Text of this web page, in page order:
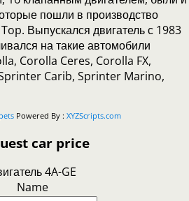
пошли в производство
Выпускался двигатель с 1983
на такие автомобили
Corolla Ceres, Corolla FX,
Carib, Sprinter Marino,
Powered By : XYZScripts.com
car price
4A-GE
Name